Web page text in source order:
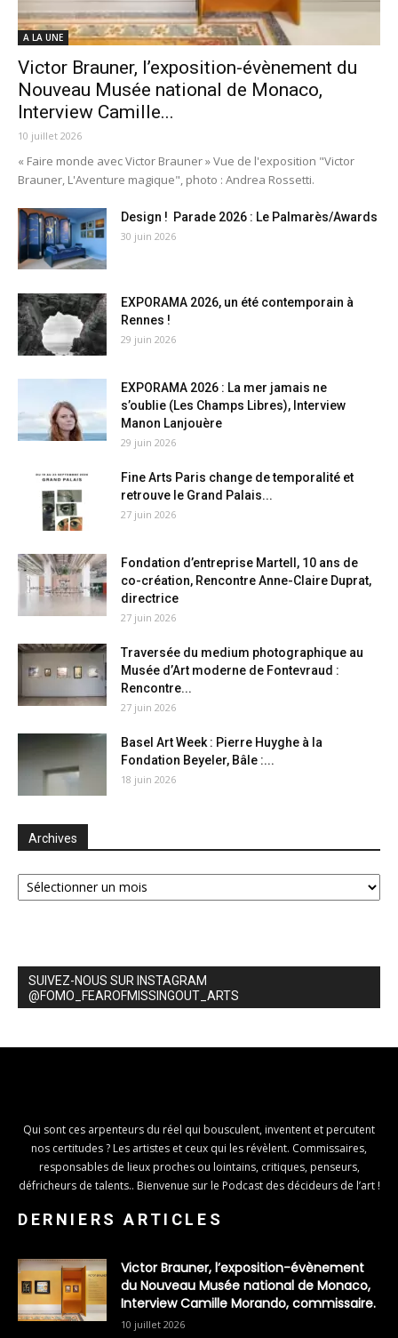
A LA UNE
Victor Brauner, l’exposition-évènement du
Nouveau Musée national de Monaco,
Interview Camille...
10 juillet 2026
« Faire monde avec Victor Brauner » Vue de l'exposition "Victor
Brauner, L'Aventure magique", photo : Andrea Rossetti.
Design ! Parade 2026 : Le Palmarès/Awards
30 juin 2026
EXPORAMA 2026, un été contemporain à
Rennes !
29 juin 2026
EXPORAMA 2026 : La mer jamais ne
s’oublie (Les Champs Libres), Interview
Manon Lanjouère
29 juin 2026
Fine Arts Paris change de temporalité et
retrouve le Grand Palais...
27 juin 2026
Fondation d’entreprise Martell, 10 ans de
co-création, Rencontre Anne-Claire Duprat,
directrice
27 juin 2026
Traversée du medium photographique au
Musée d’Art moderne de Fontevraud :
Rencontre...
27 juin 2026
Basel Art Week : Pierre Huyghe à la
Fondation Beyeler, Bâle :...
18 juin 2026
Archives
Archives
SUIVEZ-NOUS SUR INSTAGRAM
@FOMO_FEAROFMISSINGOUT_ARTS
Qui sont ces arpenteurs du réel qui bousculent, inventent et percutent
nos certitudes ? Les artistes et ceux qui les révèlent. Commissaires,
responsables de lieux proches ou lointains, critiques, penseurs,
défricheurs de talents.. Bienvenue sur le Podcast des décideurs de l’art !
DERNIERS ARTICLES
Victor Brauner, l’exposition-évènement
du Nouveau Musée national de Monaco,
Interview Camille Morando, commissaire.
10 juillet 2026